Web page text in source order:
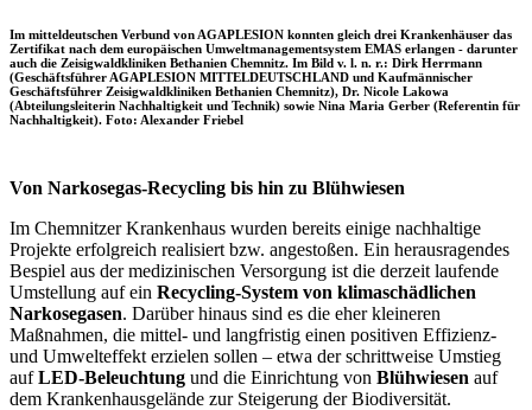
Im mitteldeutschen Verbund von AGAPLESION konnten gleich drei Krankenhäuser das
Zertifikat nach dem europäischen Umweltmanagementsystem EMAS erlangen - darunter
auch die Zeisigwaldkliniken Bethanien Chemnitz. Im Bild v. l. n. r.: Dirk Herrmann
(Geschäftsführer AGAPLESION MITTELDEUTSCHLAND und Kaufmännischer
Geschäftsführer Zeisigwaldkliniken Bethanien Chemnitz), Dr. Nicole Lakowa
(Abteilungsleiterin Nachhaltigkeit und Technik) sowie Nina Maria Gerber (Referentin für
Nachhaltigkeit). Foto: Alexander Friebel
Von Narkosegas-Recycling bis hin zu Blühwiesen
Im Chemnitzer Krankenhaus wurden bereits einige nachhaltige
Projekte erfolgreich realisiert bzw. angestoßen. Ein herausragendes
Bespiel aus der medizinischen Versorgung ist die derzeit laufende
Umstellung auf ein Recycling-System von klimaschädlichen
Narkosegasen. Darüber hinaus sind es die eher kleineren
Maßnahmen, die mittel- und langfristig einen positiven Effizienz-
und Umwelteffekt erzielen sollen – etwa der schrittweise Umstieg
aufLED-Beleuchtung und die Einrichtung von Blühwiesen auf
dem Krankenhausgelände zur Steigerung der Biodiversität.